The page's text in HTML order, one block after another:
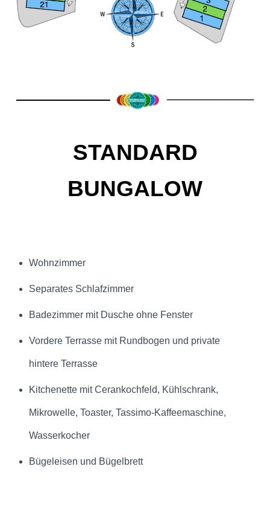
STANDARD
BUNGALOW
Wohnzimmer
Separates Schlafzimmer
Badezimmer mit Dusche ohne Fenster
Vordere Terrasse mit Rundbogen und private
hintere Terrasse
Kitchenette mit Cerankochfeld, Kühlschrank,
Mikrowelle, Toaster, Tassimo-Kaffeemaschine,
Wasserkocher
Bügeleisen und Bügelbrett